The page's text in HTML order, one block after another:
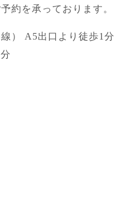
約を承っております。
） A5出口より徒歩1分